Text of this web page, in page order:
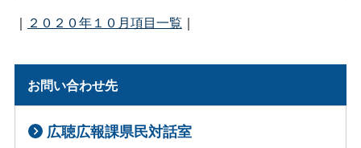
｜ ２０２０年１０月項目一覧 ｜
お問い合わせ先
広聴広報課県民対話室